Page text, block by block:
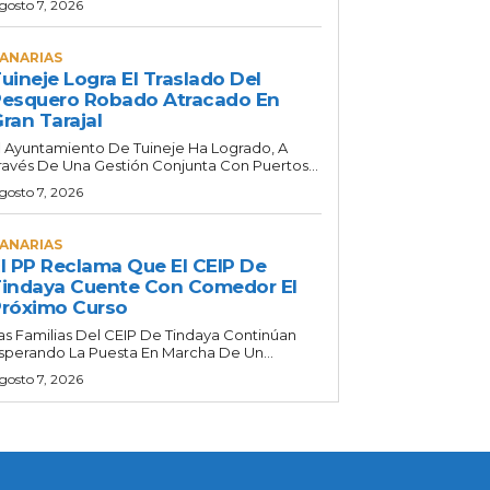
7, 2026
Logra El Traslado Del
Robado Atracado En
Tarajal
Ayuntamiento De Tuineje Ha Logrado, A
De Una Gestión Conjunta Con Puertos...
7, 2026
PP Reclama Que El CEIP De
Cuente Con Comedor El
Curso
Familias Del CEIP De Tindaya Continúan
La Puesta En Marcha De Un...
7, 2026